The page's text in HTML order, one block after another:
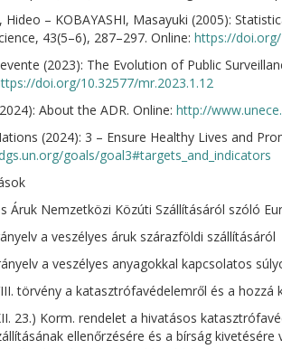
Hideo – KOBAYASHI, Masayuki (2005):
43(5–6), 287–297. Online: https://doi.org/
(2023): The Evolution of Public
doi.org/10.32577/mr.2023.1.12
About the ADR. Online: http://
(2024): 3 – Ensure Healthy Lives and
goals/goal3#targets_and_indicators
Áruk Nemzetközi Közúti Szállításáról szóló
a veszélyes áruk szárazföldi szállításáról
a veszélyes anyagokkal kapcsolatos
törvény a katasztrófavédelemről és a
23.) Korm. rendelet a hivatásos
ellenőrzésére és a bírság